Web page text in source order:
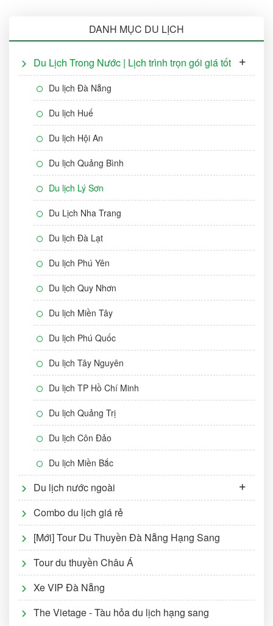
DANH MỤC DU LỊCH
Du Lịch Trong Nước | Lịch trình trọn gói giá tốt
Du lịch Đà Nẵng
Du lịch Huế
Du lịch Hội An
Du lịch Quảng Bình
Du lịch Lý Sơn
Du Lịch Nha Trang
Du lịch Đà Lạt
Du lịch Phú Yên
Du lịch Quy Nhơn
Du lịch Miền Tây
Du lịch Phú Quốc
Du lịch Tây Nguyên
Du lịch TP Hồ Chí Minh
Du lịch Quảng Trị
Du lịch Côn Đảo
Du lịch Miền Bắc
Du lịch nước ngoài
Combo du lịch giá rẻ
[Mới] Tour Du Thuyền Đà Nẵng Hạng Sang
Tour du thuyền Châu Á
Xe VIP Đà Nẵng
The Vietage - Tàu hỏa du lịch hạng sang